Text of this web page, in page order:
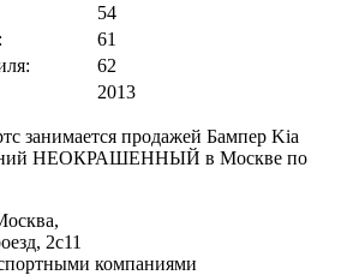
54
61
62
2013
занимается продажей Бампер Kia
НЕОКРАШЕННЫЙ в Москве по
2с11
компаниями